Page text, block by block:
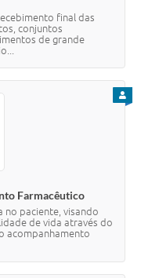
final das
conjuntos
de grande
Farmacêutico
no paciente, visando
de vida através do
acompanhamento